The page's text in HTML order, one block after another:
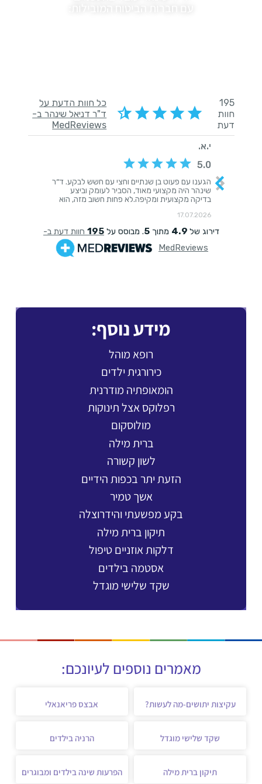
מידע נוסף:
רופא מוהל
כירורגית ילדים
הומאופתיה מודרנית
רפלוקס אצל תינוקות
מולוסקום
ברית מילה
לשון קשורה
הזעת יתר בכפות הידיים
אשך טמיר
בקע מפשעתי והידרוצלה
תיקון ברית מילה
דלקות אוזניים טיפול
אסטמה בילדים
שקד שלישי מוגדל
מאמרים נוספים לעיונכם:
עקיצות יתושים-מה לעשות? אבצס פריאנאלי
שקד שלישי מוגדל הרניה בילדים
תיקון ברית מילה הפרעות שינה בילדים ומבוגרים